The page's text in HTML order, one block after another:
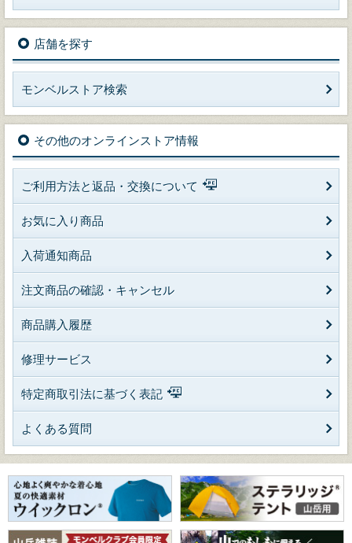
店舗を探す
モンベルストア検索
その他のオンラインストア情報
ご利用方法と返品・交換について
お気に入り商品
入荷通知商品
注文商品の確認・キャンセル
商品購入履歴
修理サービス
特定商取引法に基づく表記
よくある質問